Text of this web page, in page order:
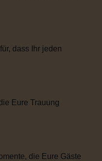
dass Ihr jeden
Eure Trauung
die Eure Gäste